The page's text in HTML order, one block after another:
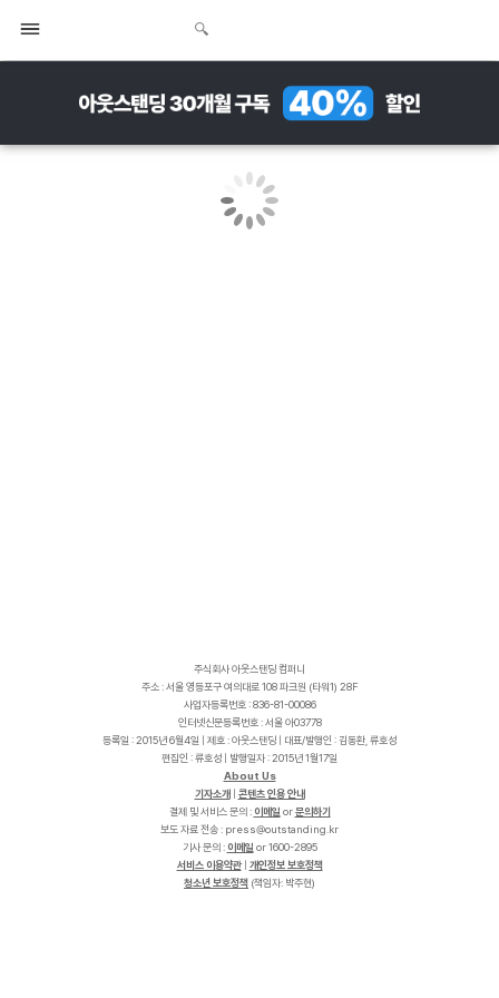
주식회사 아웃스탠딩 컴퍼니
주소 : 서울 영등포구 여의대로 108 파크원 (타워1) 28F
사업자등록번호 : 836-81-00086
인터넷신문등록번호 : 서울 아03778
등록일 : 2015년 6월4일 | 제호 : 아웃스탠딩 | 대표/발행인 : 김동환, 류호성
편집인 : 류호성 | 발행일자 : 2015년 1월17일
About Us
기자소개
콘텐츠 인용 안내
결제 및 서비스 문의 : 이메일 or문의하기
보도 자료 전송 :
r
k
.
g
n
i
d
n
a
t
s
t
u
o
@
s
s
e
r
p
기사 문의 : 이메일 or 1600-2895
서비스 이용약관| 개인정보 보호정책
청소년 보호정책 (책임자: 박주현)